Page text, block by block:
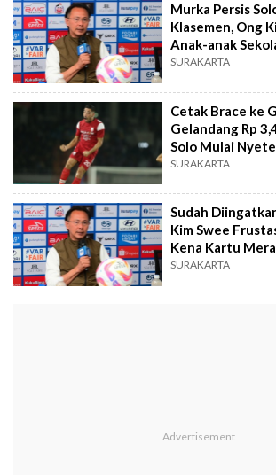
Murka Persis
Klasemen, Ong
Anak-anak
SURAKARTA
Cetak Brace ke
Gelandang Rp
Solo Mulai
SURAKARTA
Sudah
Kim Swee
Kena Kartu
SURAKARTA